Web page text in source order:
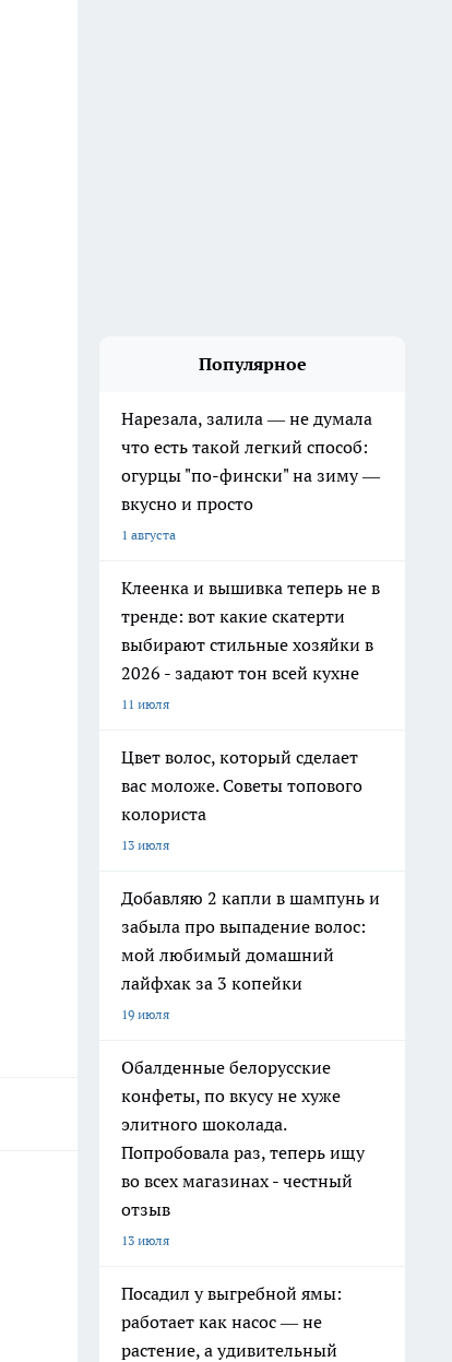
Популярное
Нарезала, залила — не думала
что есть такой легкий способ:
огурцы "по-фински" на зиму —
вкусно и просто
1 августа
Клеенка и вышивка теперь не в
тренде: вот какие скатерти
выбирают стильные хозяйки в
2026 - задают тон всей кухне
11 июля
Цвет волос, который сделает
вас моложе. Советы топового
колориста
13 июля
Добавляю 2 капли в шампунь и
забыла про выпадение волос:
мой любимый домашний
лайфхак за 3 копейки
19 июля
Обалденные белорусские
конфеты, по вкусу не хуже
элитного шоколада.
Попробовала раз, теперь ищу
во всех магазинах - честный
отзыв
13 июля
Посадил у выгребной ямы:
работает как насос — не
растение, а удивительный